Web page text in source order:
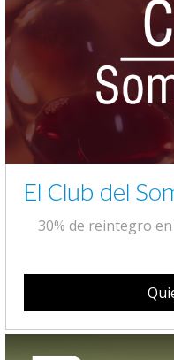
El Club del
30% de reintegro